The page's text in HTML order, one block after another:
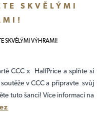
SKVĚLÝMI
SKVĚLÝMI VÝHRAMI!
CCC x HalfPrice a splňte si
v CCC a připravte svůj
tuto šanci! Více informací na